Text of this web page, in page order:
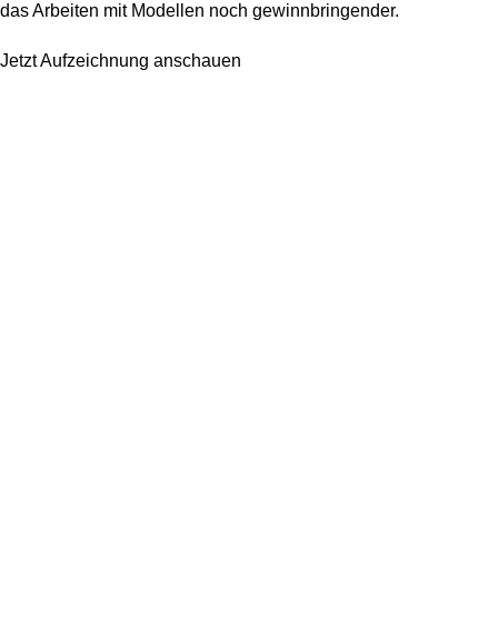
das Arbeiten mit Modellen noch gewinnbringender.
Jetzt Aufzeichnung anschauen